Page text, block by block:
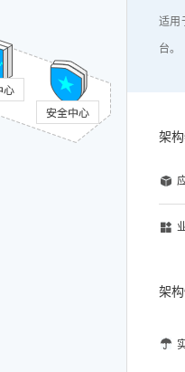
适用
台。
架
架